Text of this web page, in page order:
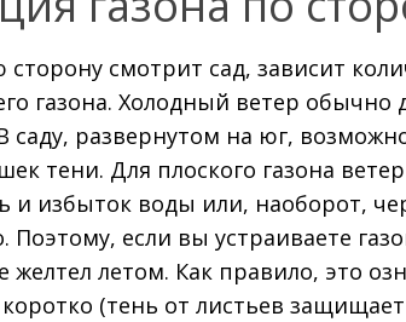
сторону смотрит сад, зависит
газона. Холодный ветер обычно
саду, развернутом на юг,
тени. Для плоского газона
и избыток воды или, наоборот,
Поэтому, если вы устраиваете
желтел летом. Как правило, это
(тень от листьев